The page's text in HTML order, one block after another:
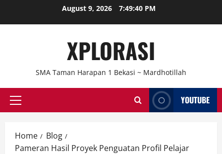
August 9, 2026 7:49:41 PM
XPLORASI
SMA Taman Harapan 1 Bekasi ~ Mardhotillah
Primary
YOUTUBE
Home
Blog
Pameran Hasil Proyek Penguatan Profil Pelajar